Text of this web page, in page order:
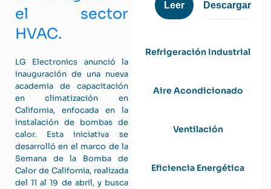
el sector
HVAC.
LG Electronics anunció la
inauguración de una nueva
academia de capacitación
en climatización en
California, enfocada en la
instalación de bombas de
calor. Esta iniciativa se
desarrolló en el marco de la
Semana de la Bomba de
Calor de California, realizada
del 11 al 19 de abril, y busca
Leer Descargar
Refrigeración Industrial
Aire Acondicionado
Ventilación
Eficiencia Energética